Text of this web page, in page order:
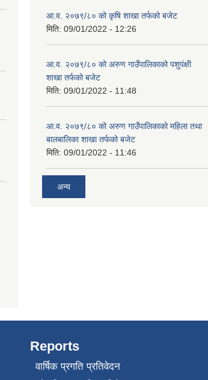
आ.व. २०७९/८० को कृषि शाखा तर्फको बजेट
मिति: 09/01/2022 - 12:26
आ.व. २०७९/८० को अरुण गाउँपालिकाको पशुपंक्षी
शाखा तर्फको बजेट
मिति: 09/01/2022 - 11:48
आ.व. २०७९/८० को अरुण गाउँपालिकाको महिला तथा
बालबालिका शाखा तर्फको बजेट
मिति: 09/01/2022 - 11:46
अन्य
Reports
वार्षिक प्रगति प्रतिवेदन